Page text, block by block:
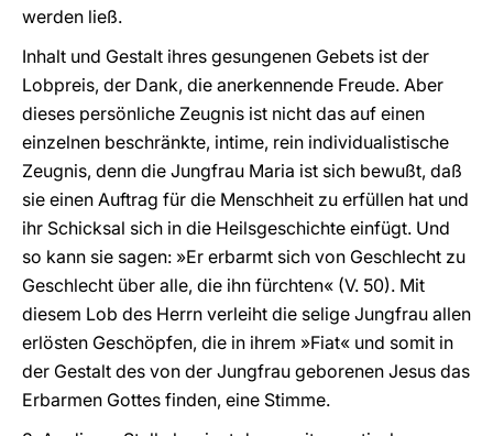
werden ließ.
Inhalt und Gestalt ihres gesungenen Gebets ist der
Lobpreis, der Dank, die anerkennende Freude. Aber
dieses persönliche Zeugnis ist nicht das auf einen
einzelnen beschränkte, intime, rein individualistische
Zeugnis, denn die Jungfrau Maria ist sich bewußt, daß
sie einen Auftrag für die Menschheit zu erfüllen hat und
ihr Schicksal sich in die Heilsgeschichte einfügt. Und
so kann sie sagen: »Er erbarmt sich von Geschlecht zu
Geschlecht über alle, die ihn fürchten« (V. 50). Mit
diesem Lob des Herrn verleiht die selige Jungfrau allen
erlösten Geschöpfen, die in ihrem »Fiat« und somit in
der Gestalt des von der Jungfrau geborenen Jesus das
Erbarmen Gottes finden, eine Stimme.